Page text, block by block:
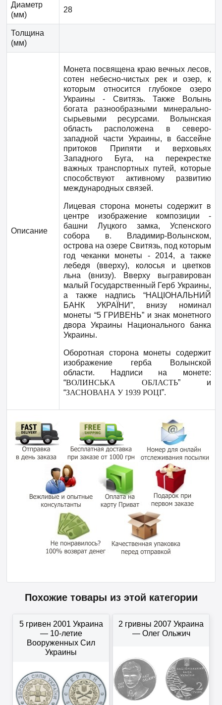
Диаметр
(мм)
28
Толщина
(мм)
Описание
Монета посвящена краю вечных лесов,
сотен небесно-чистых рек и озер, к
которым относится глубокое озеро
Украины - Свитязь. Также Волынь
богата разнообразными минерально-
сырьевыми ресурсами. Волынская
область расположена в северо-
западной части Украины, в бассейне
притоков Припяти и верховьях
Западного Буга, на перекрестке
важных транспортных путей, которые
способствуют активному развитию
международных связей.
Лицевая сторона монеты содержит в
центре изображение композиции -
башни Луцкого замка, Успенского
собора в. Владимир-Волынском,
острова на озере Свитязь, под которым
год чеканки монеты - 2014, а также
лебедя (вверху), колосья и цветков
льна (внизу). Вверху выгравирован
малый Государственный Герб Украины,
а также надпись “НАЦІОНАЛЬНИЙ
БАНК УКРАЇНИ”, внизу номинал
монеты “5 ГРИВЕНЬ” и знак монетного
двора Украины Национального банка
Украины.
Оборотная сторона монеты содержит
изображение герба Волынской
области. Надписи на монете:
“ВОЛИНСЬКА ОБЛАСТЬ” и
“ЗАСНОВАНА У 1939 РОЦІ”.
Похожие товары из этой категории
5 гривен 2001 Украина
— 10-летие
Вооруженных Сил
Украины
2 гривны 2007 Украина
— Олег Ольжич